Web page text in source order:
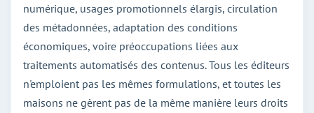
numérique, usages promotionnels élargis, circulation
des métadonnées, adaptation des conditions
économiques, voire préoccupations liées aux
traitements automatisés des contenus. Tous les éditeurs
n'emploient pas les mêmes formulations, et toutes les
maisons ne gèrent pas de la même manière leurs droits